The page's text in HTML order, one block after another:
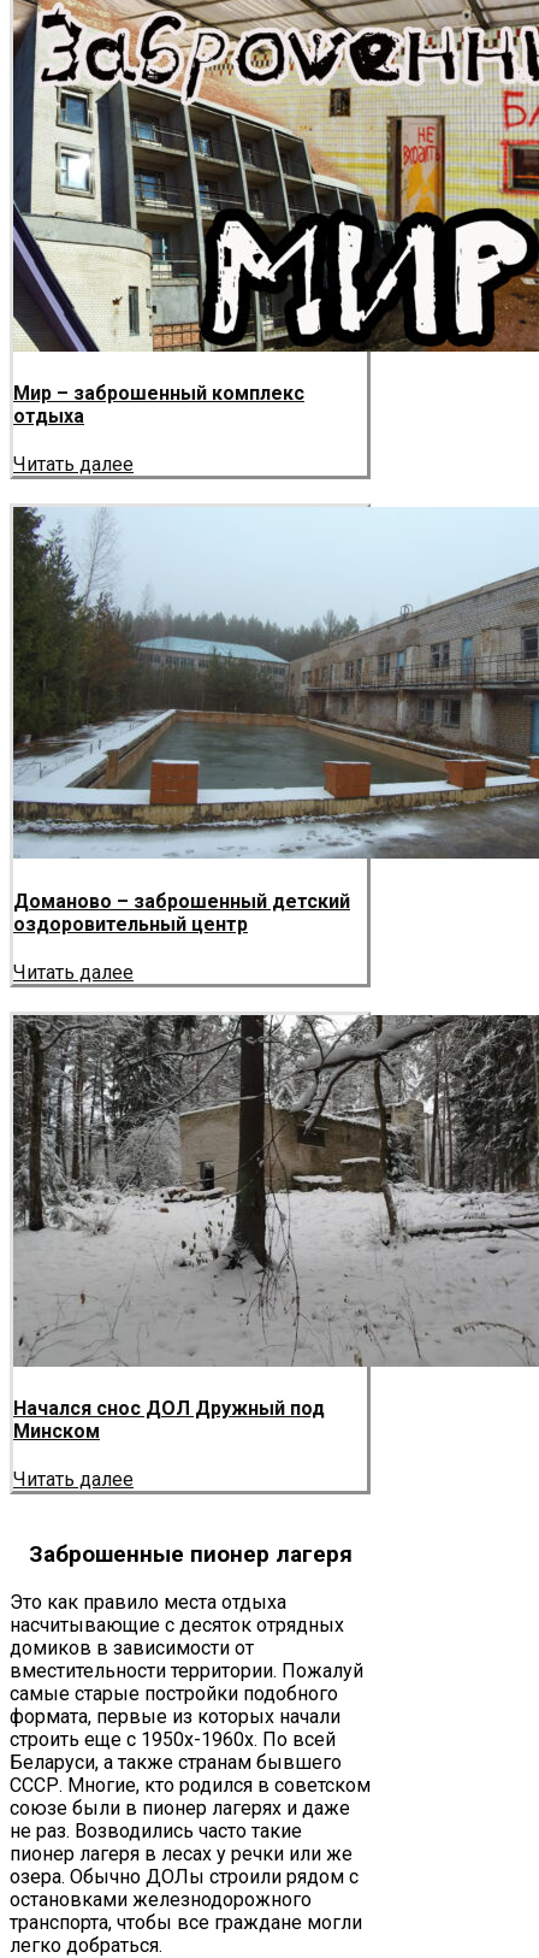
Мир – заброшенный комплекс
отдыха
Читать далее
Доманово – заброшенный детский
оздоровительный центр
Читать далее
Начался снос ДОЛ Дружный под
Минском
Читать далее
Заброшенные пионер лагеря
Это как правило места отдыха
насчитывающие с десяток отрядных
домиков в зависимости от
вместительности территории. Пожалуй
самые старые постройки подобного
формата, первые из которых начали
строить еще с 1950х-1960х. По всей
Беларуси, а также странам бывшего
СССР. Многие, кто родился в советском
союзе были в пионер лагерях и даже
не раз. Возводились часто такие
пионер лагеря в лесах у речки или же
озера. Обычно ДОЛы строили рядом с
остановками железнодорожного
транспорта, чтобы все граждане могли
легко добраться.